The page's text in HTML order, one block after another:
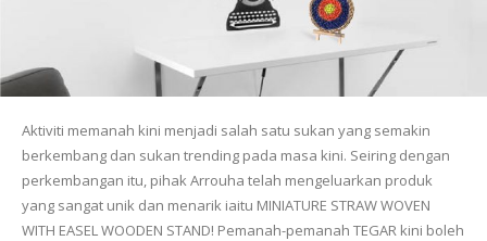
Aktiviti memanah kini menjadi salah satu sukan yang semakin
berkembang dan sukan trending pada masa kini. Seiring dengan
perkembangan itu, pihak Arrouha telah mengeluarkan produk
yang sangat unik dan menarik iaitu MINIATURE STRAW WOVEN
WITH EASEL WOODEN STAND! Pemanah-pemanah TEGAR kini boleh